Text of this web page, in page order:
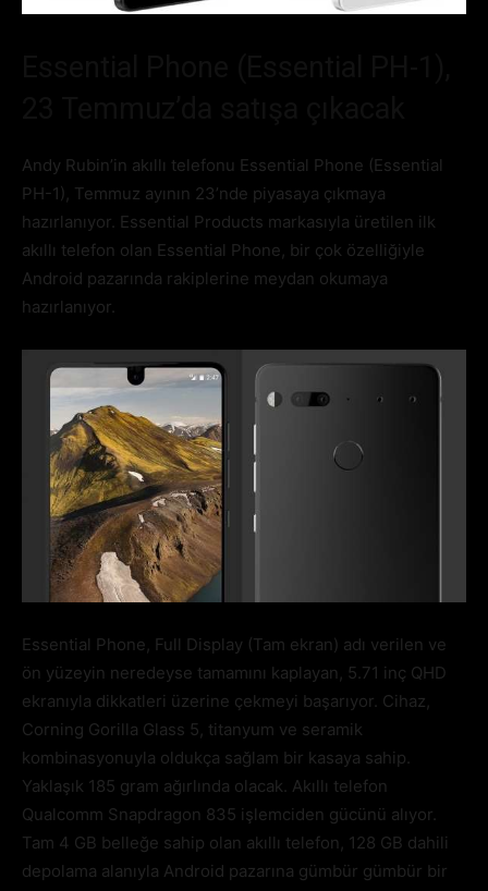
Andy Rubin’in akıllı telefonu Essential Phone (Essential
PH-1), Temmuz ayının 23’nde piyasaya çıkmaya
hazırlanıyor. Essential Products markasıyla üretilen ilk
akıllı telefon olan Essential Phone, bir çok özelliğiyle
Android pazarında rakiplerine meydan okumaya
hazırlanıyor.
Essential Phone, Full Display (Tam ekran) adı verilen ve
ön yüzeyin neredeyse tamamını kaplayan, 5.71 inç QHD
ekranıyla dikkatleri üzerine çekmeyi başarıyor. Cihaz,
Corning Gorilla Glass 5, titanyum ve seramik
kombinasyonuyla oldukça sağlam bir kasaya sahip.
Yaklaşık 185 gram ağırlında olacak. Akıllı telefon
Qualcomm Snapdragon 835 işlemciden gücünü alıyor.
Tam 4 GB belleğe sahip olan akıllı telefon, 128 GB dahili
depolama alanıyla Android pazarına gümbür gümbür bir